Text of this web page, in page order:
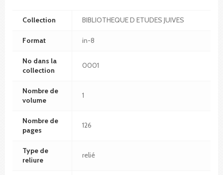
Collection BIBLIOTHEQUE D ETUDES JUIVES
Format in-8
No dans la
collection
0001
Nombre de
volume
1
Nombre de
pages
126
Type de
reliure
relié